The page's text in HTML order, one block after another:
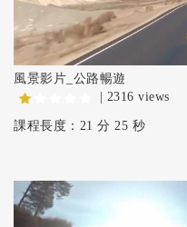
風景影片_公路暢遊
| 2316 views
課程長度：21 分 25 秒